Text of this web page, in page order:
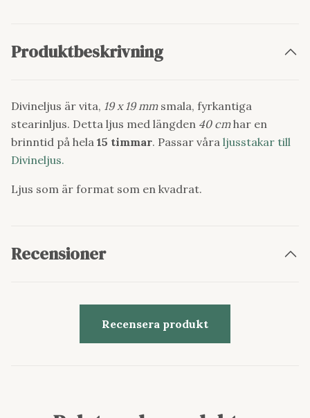
Produktbeskrivning
Divineljus är vita, 19 x 19 mmsmala, fyrkantiga
stearinljus. Detta ljus med längden 40 cmhar en
brinntid på hela 15 timmar. Passar våra ljusstakar till
Divineljus.
Ljus som är format som en kvadrat.
Recensioner
Recensera produkt